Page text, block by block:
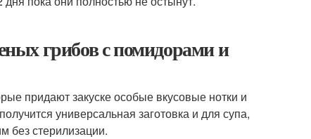
грибов с помидорами и
придают закуске особые вкусовые нотки и
универсальная заготовка и для супа,
без стерилизации.